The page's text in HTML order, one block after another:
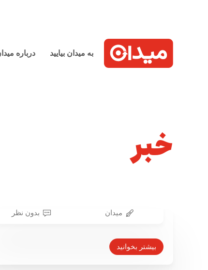
به میدان بیایید درباره
خبر
میدان بدون نظر
بیشتر بخوانید